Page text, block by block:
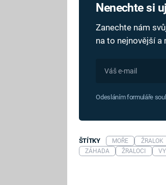
Nenechte si
Zanechte nám
na to nejnovější a
Odesláním formuláře
ŠTÍTKY MOŘE ŽRALOK
ZÁHADA
ŽRALOCI